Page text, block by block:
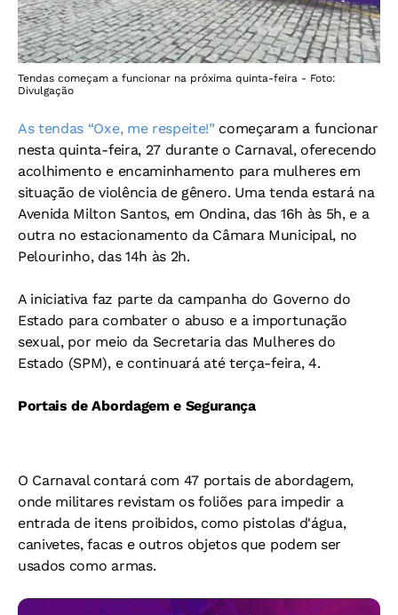
Tendas começam a funcionar na próxima quinta-feira - Foto:
Divulgação
As tendas “Oxe, me respeite!”começaram a funcionar
nesta quinta-feira, 27 durante o Carnaval, oferecendo
acolhimento e encaminhamento para mulheres em
situação de violência de gênero. Uma tenda estará na
Avenida Milton Santos, em Ondina, das 16h às 5h, e a
outra no estacionamento da Câmara Municipal, no
Pelourinho, das 14h às 2h.
A iniciativa faz parte da campanha do Governo do
Estado para combater o abuso e a importunação
sexual, por meio da Secretaria das Mulheres do
Estado (SPM), e continuará até terça-feira, 4.
Portais de Abordagem e Segurança
O Carnaval contará com 47 portais de abordagem,
onde militares revistam os foliões para impedir a
entrada de itens proibidos, como pistolas d'água,
canivetes, facas e outros objetos que podem ser
usados como armas.